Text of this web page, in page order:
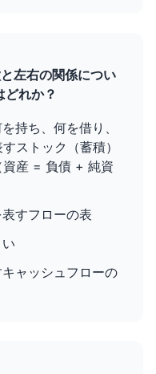
左右の関係につい
どれか？
持ち、何を借り、
ストック（蓄積）
資産 = 負債 + 純資
すフローの表
ャッシュフローの